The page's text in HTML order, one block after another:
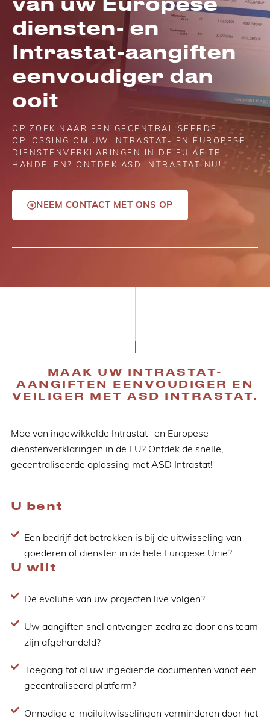
diensten- en
Intrastat-aangiften
eenvoudiger dan
ooit
OP ZOEK NAAR EEN GECENTRALISEERDE
OPLOSSING OM UW INTRASTAT- EN EUROPESE
DIENSTENVERKLARINGEN IN DE EU AF TE
HANDELEN? ONTDEK ASD INTRASTAT NU!
NEEM CONTACT MET ONS OP
MAAK UW INTRASTAT-
AANGIFTEN EENVOUDIGER EN
VEILIGER MET ASD INTRASTAT.
Moe van ingewikkelde Intrastat- en Europese
dienstenverklaringen in de EU? Ontdek de snelle,
gecentraliseerde oplossing met ASD Intrastat!
U bent
Een bedrijf dat betrokken is bij de uitwisseling van
goederen of diensten in de hele Europese Unie?
U wilt
De evolutie van uw projecten live volgen?
Uw aangiften snel ontvangen zodra ze door ons team
zijn afgehandeld?
Toegang tot al uw ingediende documenten vanaf een
gecentraliseerd platform?
Onnodige e-mailuitwisselingen verminderen door het